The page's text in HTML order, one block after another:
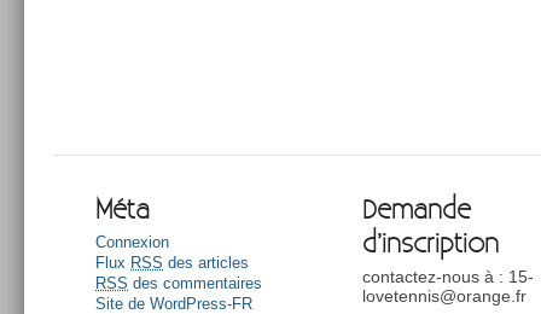
Méta
Connexion
Flux RSS des articles
RSS des commentaires
Site de WordPress-FR
Demande
d’inscription
contactez-nous à : 15-
lovetennis@orange.fr